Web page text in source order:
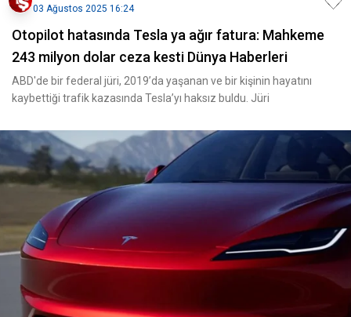
03 Ağustos 2025 16:24
Otopilot hatasında Tesla ya ağır fatura: Mahkeme
243 milyon dolar ceza kesti Dünya Haberleri
ABD'de bir federal jüri, 2019’da yaşanan ve bir kişinin hayatını
kaybettiği trafik kazasında Tesla’yı haksız buldu. Jüri